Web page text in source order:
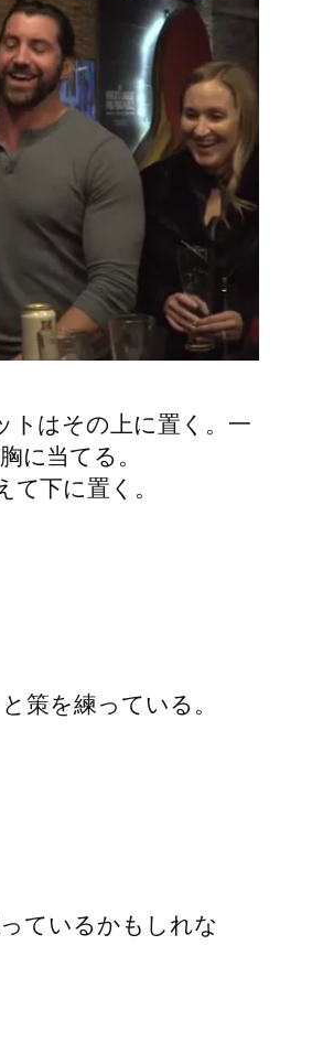
トはその上に置く。一
当てる。
下に置く。
策を練っている。
ているかもしれな